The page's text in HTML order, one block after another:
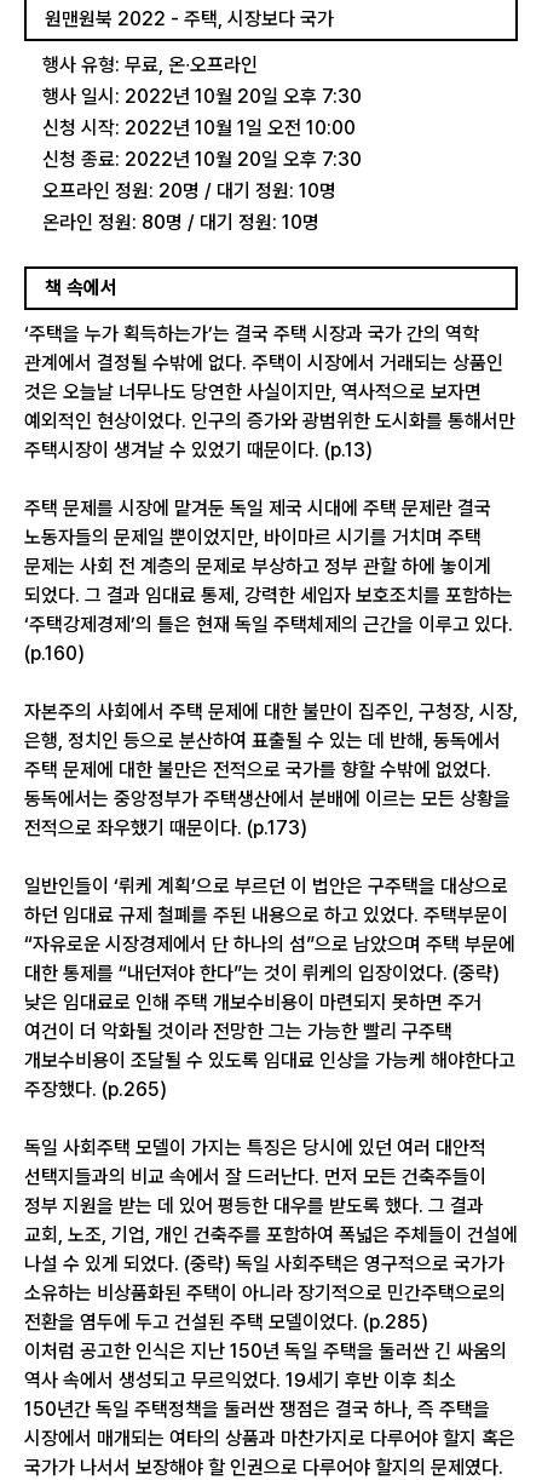
원맨원북 2022 - 주택, 시장보다 국가
행사 유형: 무료, 온∙오프라인
행사 일시: 2022년 10월 20일 오후 7:30
신청 시작: 2022년 10월 1일 오전 10:00
신청 종료: 2022년 10월 20일 오후 7:30
오프라인 정원: 20명 / 대기 정원: 10명
온라인 정원: 80명 / 대기 정원: 10명
책 속에서
‘주택을 누가 획득하는가’는 결국 주택 시장과 국가 간의 역학
관계에서 결정될 수밖에 없다. 주택이 시장에서 거래되는 상품인
것은 오늘날 너무나도 당연한 사실이지만, 역사적으로 보자면
예외적인 현상이었다. 인구의 증가와 광범위한 도시화를 통해서만
주택시장이 생겨날 수 있었기 때문이다. (p.13)
주택 문제를 시장에 맡겨둔 독일 제국 시대에 주택 문제란 결국
노동자들의 문제일 뿐이었지만, 바이마르 시기를 거치며 주택
문제는 사회 전 계층의 문제로 부상하고 정부 관할 하에 놓이게
되었다. 그 결과 임대료 통제, 강력한 세입자 보호조치를 포함하는
‘주택강제경제’의 틀은 현재 독일 주택체제의 근간을 이루고 있다.
(p.160)
자본주의 사회에서 주택 문제에 대한 불만이 집주인, 구청장, 시장,
은행, 정치인 등으로 분산하여 표출될 수 있는 데 반해, 동독에서
주택 문제에 대한 불만은 전적으로 국가를 향할 수밖에 없었다.
동독에서는 중앙정부가 주택생산에서 분배에 이르는 모든 상황을
전적으로 좌우했기 때문이다. (p.173)
일반인들이 ‘뤼케 계획’으로 부르던 이 법안은 구주택을 대상으로
하던 임대료 규제 철폐를 주된 내용으로 하고 있었다. 주택부문이
“자유로운 시장경제에서 단 하나의 섬”으로 남았으며 주택 부문에
대한 통제를 “내던져야 한다”는 것이 뤼케의 입장이었다. (중략)
낮은 임대료로 인해 주택 개보수비용이 마련되지 못하면 주거
여건이 더 악화될 것이라 전망한 그는 가능한 빨리 구주택
개보수비용이 조달될 수 있도록 임대료 인상을 가능케 해야한다고
주장했다. (p.265)
독일 사회주택 모델이 가지는 특징은 당시에 있던 여러 대안적
선택지들과의 비교 속에서 잘 드러난다. 먼저 모든 건축주들이
정부 지원을 받는 데 있어 평등한 대우를 받도록 했다. 그 결과
교회, 노조, 기업, 개인 건축주를 포함하여 폭넓은 주체들이 건설에
나설 수 있게 되었다. (중략) 독일 사회주택은 영구적으로 국가가
소유하는 비상품화된 주택이 아니라 장기적으로 민간주택으로의
전환을 염두에 두고 건설된 주택 모델이었다. (p.285)
이처럼 공고한 인식은 지난 150년 독일 주택을 둘러싼 긴 싸움의
역사 속에서 생성되고 무르익었다. 19세기 후반 이후 최소
150년간 독일 주택정책을 둘러싼 쟁점은 결국 하나, 즉 주택을
시장에서 매개되는 여타의 상품과 마찬가지로 다루어야 할지 혹은
국가가 나서서 보장해야 할 인권으로 다루어야 할지의 문제였다.